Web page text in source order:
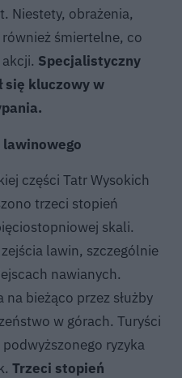
Niestety, obrażenia,
również śmiertelne, co
Specjalistyczny
się kluczowy w
części Tatr Wysokich
trzeci stopień
skali.
lawin, szczególnie
nawianych.
bieżąco przez służby
w górach. Turyści
ryzyka
Trzeci stopień